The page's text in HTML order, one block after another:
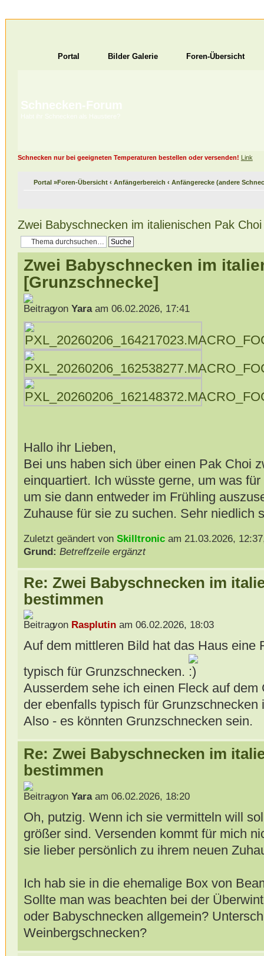
Portal Bilder Galerie Foren-Übersicht
Schnecken-Forum
Habt ihr Schnecken als Haustiere?
Schnecken nur bei geeigneten Temperaturen bestellen oder versenden! Link
Portal»Foren-Übersicht ‹ Anfängerbereich ‹ Anfängerecke (andere
Zwei Babyschnecken im italienischen Pak
Zwei Babyschnecken im
[Grunzschnecke]
von Yaraam 06.02.2026, 17:41
Hallo ihr Lieben,
Bei uns haben sich über einen Pak Choi
einquartiert. Ich wüsste gerne, um was
um sie dann entweder im Frühling
Zuhause für sie zu suchen. Sehr niedlich
Zuletzt geändert von Skilltronicam 21.03.2026,
Grund: Betreffzeile ergänzt
Re: Zwei Babyschnecken im
bestimmen
von Rasplutinam 06.02.2026, 18:03
Auf dem mittleren Bild hat das Haus eine
typisch für Grunzschnecken.
Ausserdem sehe ich einen Fleck auf
der ebenfalls typisch für Grunzschnecken
Also - es könnten Grunzschnecken sein.
Re: Zwei Babyschnecken im
bestimmen
von Yaraam 06.02.2026, 18:20
Oh, putzig. Wenn ich sie vermitteln will
größer sind. Versenden kommt für mich
sie lieber persönlich zu ihrem neuen
Ich hab sie in die ehemalige Box von
Sollte man was beachten bei der
oder Babyschnecken allgemein?
Weinbergschnecken?